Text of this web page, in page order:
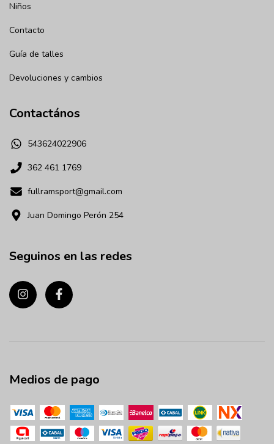
Niños
Contacto
Guía de talles
Devoluciones y cambios
Contactános
543624022906
362 461 1769
fullramsport@gmail.com
Juan Domingo Perón 254
Seguinos en las redes
Medios de pago